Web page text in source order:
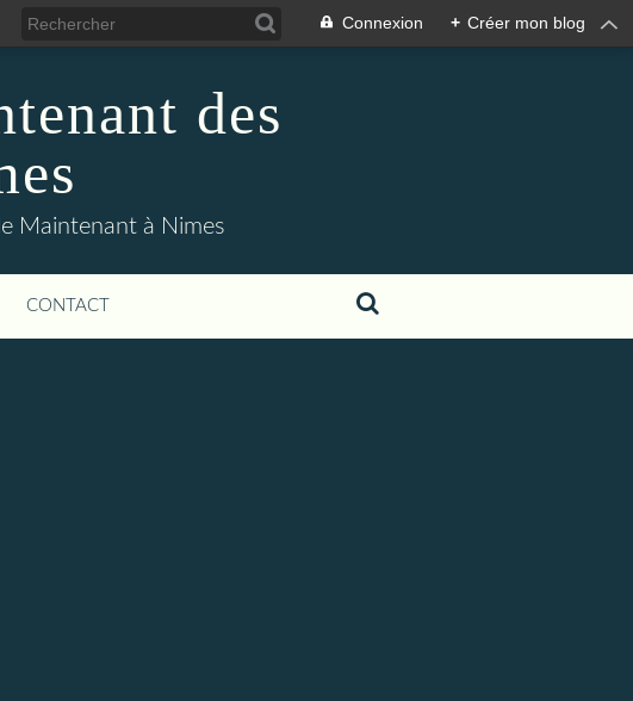
Connexion + Créer mon blog
des
Maintenant à Nimes
CONTACT